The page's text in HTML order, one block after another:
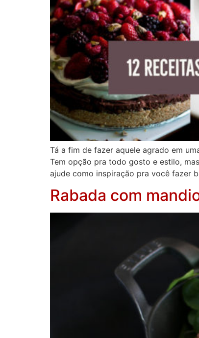
Tá a fim de fazer aquele agrado em
Tem opção pra todo gosto e estilo,
ajude como inspiração pra você fazer
Rabada com